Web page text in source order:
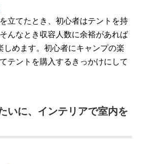
立てたとき、初心者はテントを持
んなとき収容人数に余裕があれば
しめます。初心者にキャンプの楽
テントを購入するきっかけにして
いに、インテリアで室内を